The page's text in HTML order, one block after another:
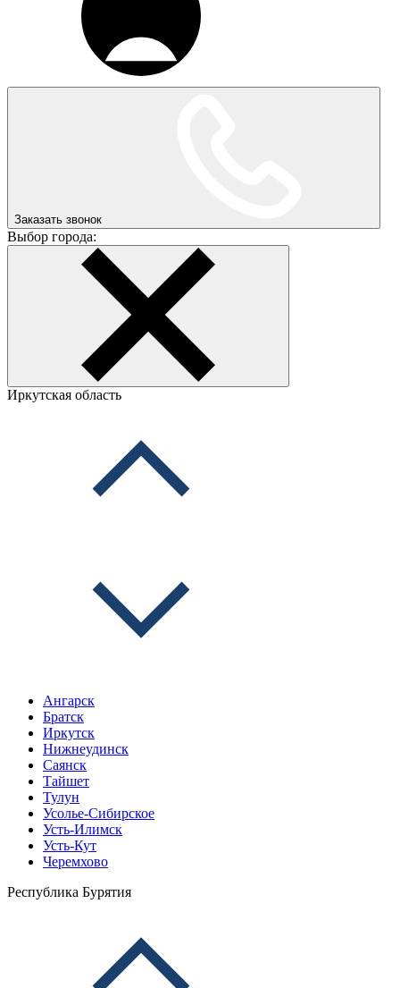
Заказать звонок
Выбор города:
Иркутская область
Ангарск
Братск
Иркутск
Нижнеудинск
Саянск
Тайшет
Тулун
Усолье-Сибирское
Усть-Илимск
Усть-Кут
Черемхово
Республика Бурятия